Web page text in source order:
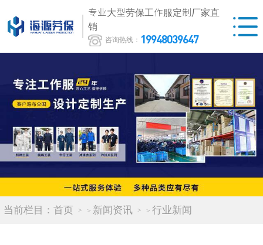
专业大型劳保工作服定制厂家直
销
咨询热线： 19948039647
当前栏目： 首页 > 新闻资讯 > 行业新闻